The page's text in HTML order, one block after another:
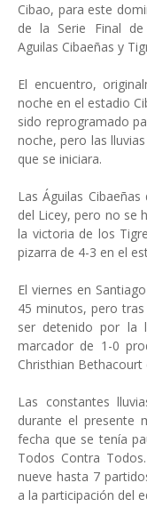
Cibao, para este
de la Serie Final
Aguilas Cibaeñas y
El encuentro,
noche en el estadio
sido reprogramado
noche, pero las
que se iniciara.
Las Águilas
del Licey, pero no se
la victoria de los
pizarra de 4-3 en el
El viernes en
45 minutos, pero
ser detenido por la
marcador de 1-0
Christhian Bethacourt
Las constantes
durante el presente
fecha que se tenía
Todos Contra
nueve hasta 7
a la participación del